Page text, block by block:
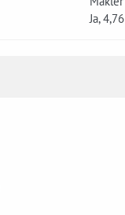
Ja,